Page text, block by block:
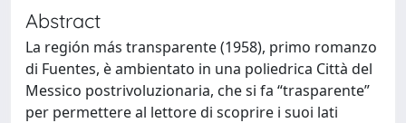
Abstract
La región más transparente (1958), primo romanzo
di Fuentes, è ambientato in una poliedrica Città del
Messico postrivoluzionaria, che si fa “trasparente”
per permettere al lettore di scoprire i suoi lati